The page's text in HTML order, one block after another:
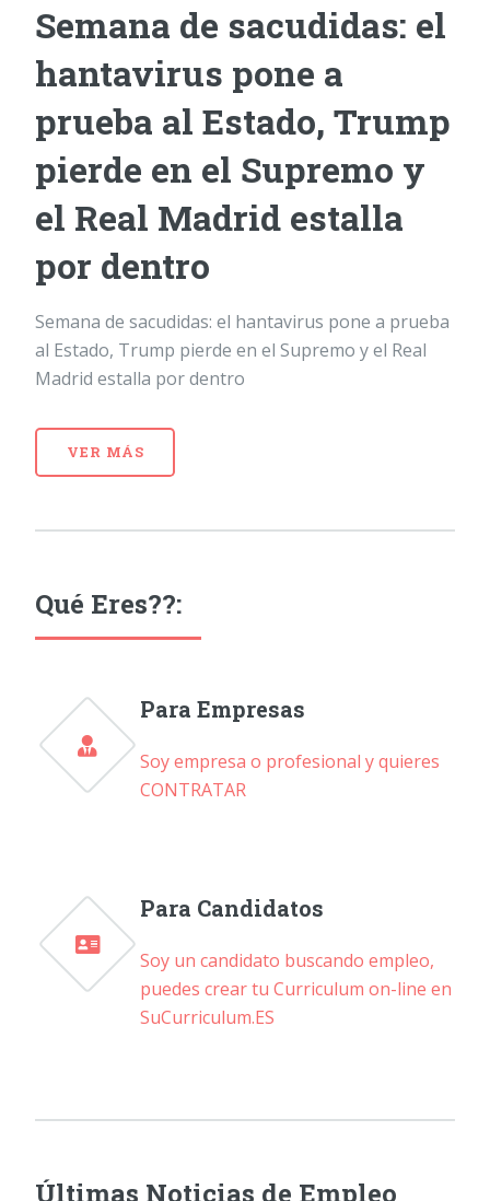
Semana de sacudidas: el
hantavirus pone a
prueba al Estado, Trump
pierde en el Supremo y
el Real Madrid estalla
por dentro
Semana de sacudidas: el hantavirus pone a prueba
al Estado, Trump pierde en el Supremo y el Real
Madrid estalla por dentro
VER MÁS
Qué Eres??:
Para Empresas
Soy empresa o profesional y quieres
CONTRATAR
Para Candidatos
Soy un candidato buscando empleo,
puedes crear tu Curriculum on-line en
SuCurriculum.ES
Últimas Noticias de Empleo